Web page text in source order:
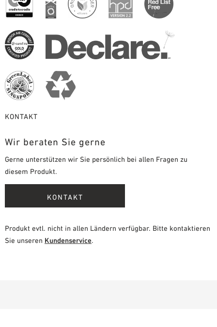
KONTAKT
Wir beraten Sie gerne
Gerne unterstützen wir Sie persönlich bei allen Fragen zu
diesem Produkt.
KONTAKT
Produkt evtl. nicht in allen Ländern verfügbar. Bitte kontaktieren
Sie unseren Kundenservice.